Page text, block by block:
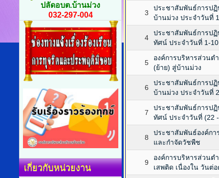
3
ประชาสัมพันธ์การปฏิ
บ้านม่วง ประจำวันที่
4
ประชาสัมพันธ์การป
ทัศน์ ประจำวันที่ 1-
5
องค์การบริหารส่วนต
(ย้าย) สู่บ้านม่วง
6
ประชาสัมพันธ์การปฏิ
บ้านม่วง ประจำวันที่
7
ประชาสัมพันธ์การป
ทัศน์ ประจำวันที่ (22
8
ประชาสัมพันธ์องค์กา
และกำจัดวัชพืช
9
องค์การบริหารส่วนต
เสพติด เนื่องใน วันต่
ปลัดอบต.บ้านม่วง
032-297-004
เกี่ยวกับหน่วยงาน